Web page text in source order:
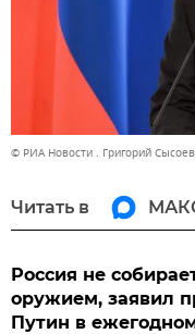
© РИА Новости . Григорий Сысоев
Читать в
Россия не
оружием, заявил
Путин в